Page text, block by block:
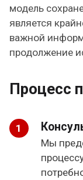
модель
является
важной
продолжение
Процесс
Мы